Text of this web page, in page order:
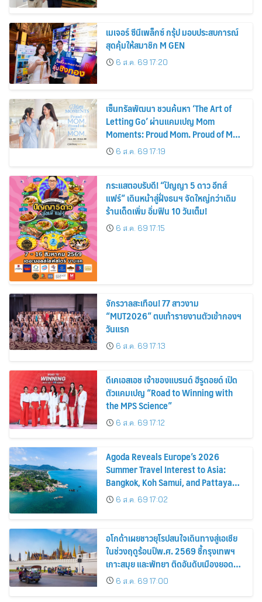
เมเจอร์ ซีนีเพล็กซ์ กรุ้ป มอบประสบการณ์
สุดคุ้มให้สมาชิก M GEN
6 ส.ค. 69 17:20
เซ็นทรัลพัฒนา ชวนค้นหา ‘The Art of
Letting Go’ ผ่านแคมเปญ Mom
Moments: Proud Mom. Proud of My
Mom.6 ส.ค. 69 17:19
กระแสตอบรับดี! “ปัญญา 5 ดาว อีทส์
แฟร์” เดินหน้าสู่ฝั่งธนฯ จัดใหญ่กว่าเดิม
ร้านเด็ดเพิ่ม อิ่มฟิน 10 วันเต็ม!
6 ส.ค. 69 17:15
จักรวาลสะเทือน! 77 สาวงาม
“MUT2026” ตบเท้ารายงานตัวเข้ากองฯ
วันแรก
6 ส.ค. 69 17:13
ดีเคเอสเอช เจ้าของแบรนด์ ฮีรูดอยด์ เปิด
ตัวแคมเปญ “Road to Winning with
the MPS Science”
6 ส.ค. 69 17:12
Agoda Reveals Europe’s 2026
Summer Travel Interest to Asia:
Bangkok, Koh Samui, and Pattaya
Among the Top Cities
6 ส.ค. 69 17:02
อโกด้าเผยชาวยุโรปสนใจเดินทางสู่เอเชีย
ในช่วงฤดูร้อนปีพ.ศ. 2569 ชี้กรุงเทพฯ
เกาะสมุย และพัทยา ติดอันดับเมืองยอด
นิยม6 ส.ค. 69 17:00